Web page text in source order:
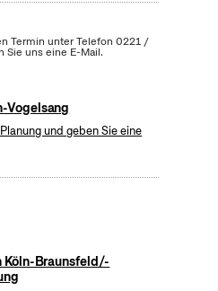
Termin unter Telefon 0221 /
Sie uns eine E-Mail.
Vogelsang
und geben Sie eine
Köln-Braunsfeld/-